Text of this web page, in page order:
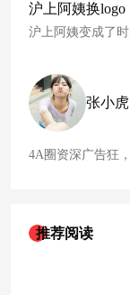
沪上阿姨换
沪上阿姨变成了时
张小虎
4A圈资深广告狂
推荐阅读